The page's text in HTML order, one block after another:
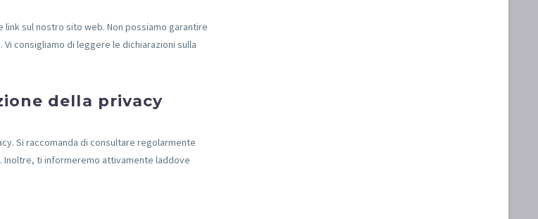
sul nostro sito web. Non possiamo garantire
consigliamo di leggere le dichiarazioni sulla
della privacy
Si raccomanda di consultare regolarmente
Inoltre, ti informeremo attivamente laddove